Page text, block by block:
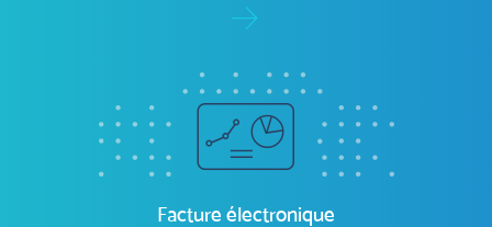
ma-comptabilité.com